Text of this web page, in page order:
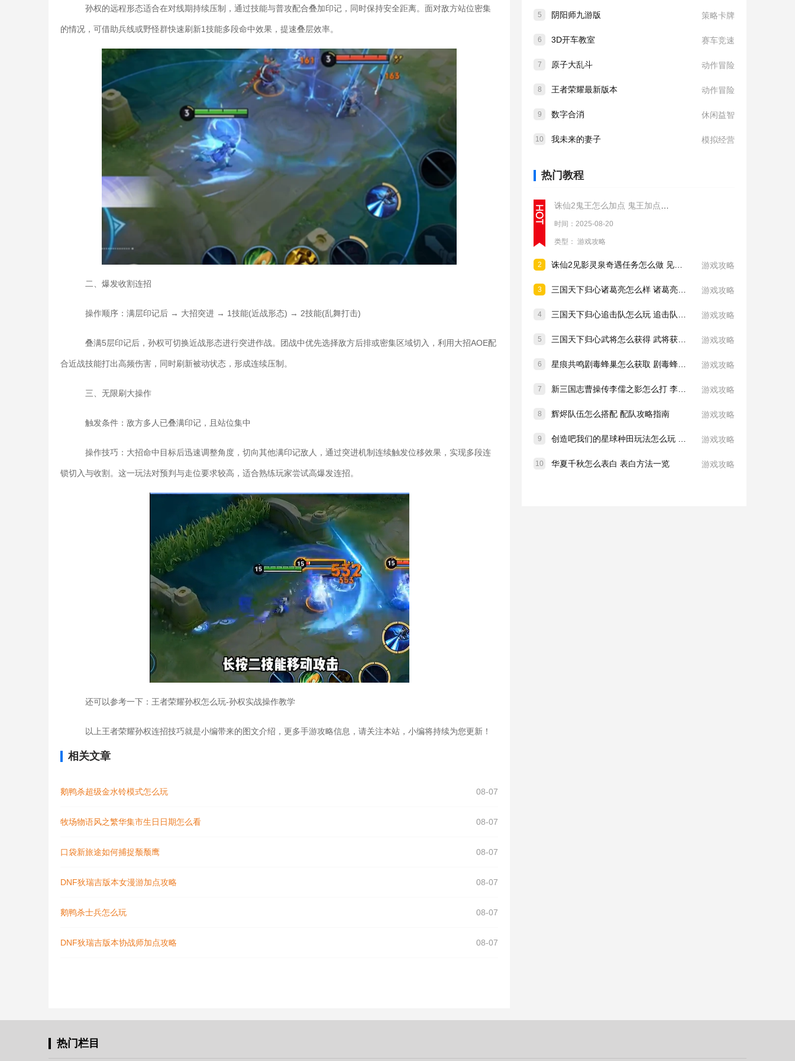
5 阴阳师九游版 策略卡牌
6 3D开车教室 赛车竞速
7 原子大乱斗 动作冒险
8 王者荣耀最新版本 动作冒险
9 数字合消 休闲益智
10 我未来的妻子 模拟经营
热门教程
时间：2025-08-20
类型： 游戏攻略
2 游戏攻略
3 游戏攻略
4 游戏攻略
5 游戏攻略
6 游戏攻略
7 游戏攻略
8 辉烬队伍怎么搭配 配队攻略指南 游戏攻略
9 游戏攻略
10 华夏千秋怎么表白 表白方法一览 游戏攻略
孙权的远程形态适合在对线期持续压制，通过技能与普攻配合叠加印记，同时保持安全距离。面对敌方站位密集
的情况，可借助兵线或野怪群快速刷新1技能多段命中效果，提速叠层效率。
二、爆发收割连招
操作顺序：满层印记后 → 大招突进 → 1技能(近战形态) → 2技能(乱舞打击)
叠满5层印记后，孙权可切换近战形态进行突进作战。团战中优先选择敌方后排或密集区域切入，利用大招AOE配
合近战技能打出高频伤害，同时刷新被动状态，形成连续压制。
三、无限刷大操作
触发条件：敌方多人已叠满印记，且站位集中
操作技巧：大招命中目标后迅速调整角度，切向其他满印记敌人，通过突进机制连续触发位移效果，实现多段连
锁切入与收割。这一玩法对预判与走位要求较高，适合熟练玩家尝试高爆发连招。
还可以参考一下：王者荣耀孙权怎么玩-孙权实战操作教学
以上王者荣耀孙权连招技巧就是小编带来的图文介绍，更多手游攻略信息，请关注本站，小编将持续为您更新！
相关文章
鹅鸭杀超级金水铃模式怎么玩 08-07
牧场物语风之繁华集市生日日期怎么看 08-07
口袋新旅途如何捕捉颓颓鹰 08-07
DNF狄瑞吉版本女漫游加点攻略 08-07
鹅鸭杀士兵怎么玩 08-07
DNF狄瑞吉版本协战师加点攻略 08-07
热门栏目